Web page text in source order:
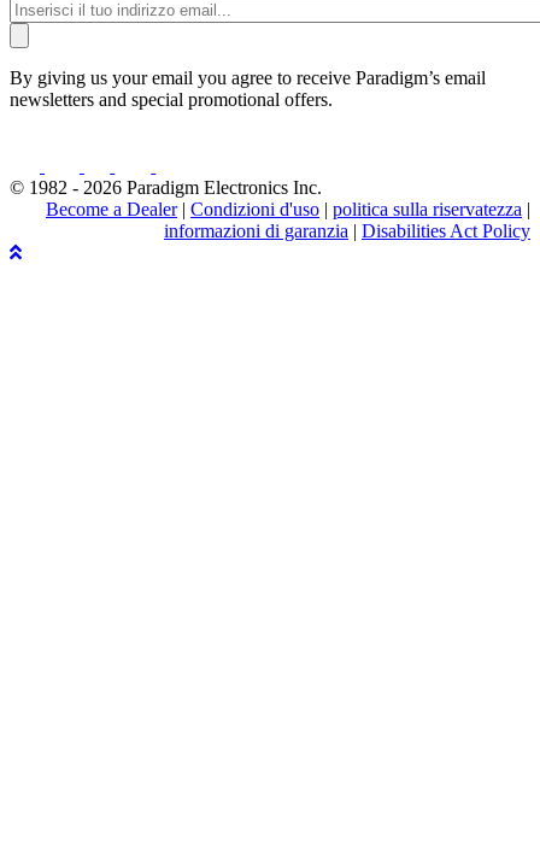
By giving us your email you agree to receive Paradigm’s email
newsletters and special promotional offers.
© 1982 - 2026 Paradigm Electronics Inc.
Become a Dealer| Condizioni d'uso | politica sulla riservatezza |
informazioni di garanzia | Disabilities Act Policy